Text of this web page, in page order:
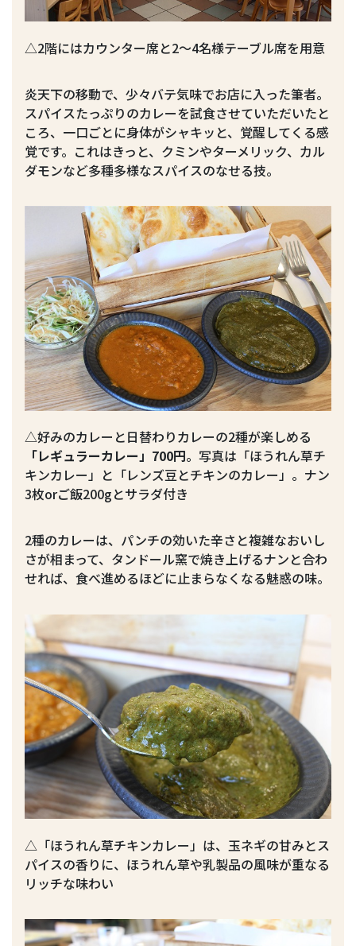
△2階にはカウンター席と2～4名様テーブル席を用意
炎天下の移動で、少々バテ気味でお店に入った筆者。
スパイスたっぷりのカレーを試食させていただいたと
ころ、一口ごとに身体がシャキッと、覚醒してくる感
覚です。これはきっと、クミンやターメリック、カル
ダモンなど多種多様なスパイスのなせる技。
△好みのカレーと日替わりカレーの2種が楽しめる
「レギュラーカレー」700円。写真は「ほうれん草チ
キンカレー」と「レンズ豆とチキンのカレー」。ナン
3枚orご飯200gとサラダ付き
2種のカレーは、パンチの効いた辛さと複雑なおいし
さが相まって、タンドール窯で焼き上げるナンと合わ
せれば、食べ進めるほどに止まらなくなる魅惑の味。
△「ほうれん草チキンカレー」は、玉ネギの甘みとス
パイスの香りに、ほうれん草や乳製品の風味が重なる
リッチな味わい